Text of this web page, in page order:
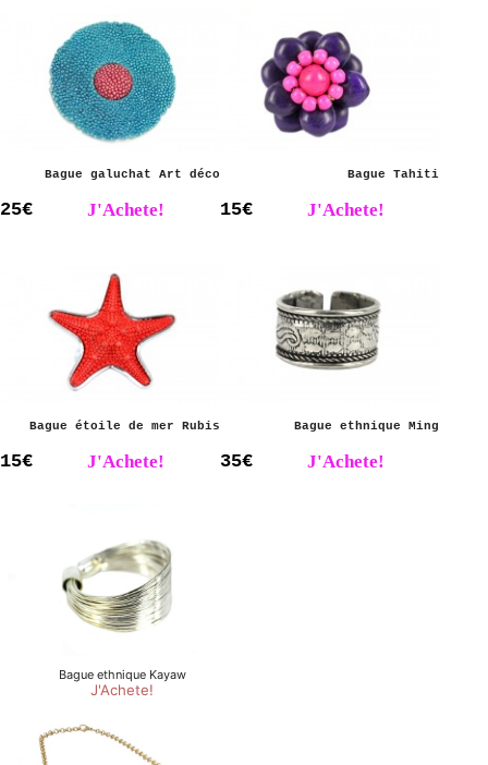
Bague galuchat Art déco
25€ J'Achete!
Bague Tahiti
15€ J'Achete!
Bague étoile de mer Rubis
15€ J'Achete!
Bague ethnique Ming
35€ J'Achete!